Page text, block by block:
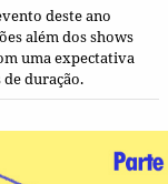
deste ano
além dos shows
uma expectativa
de duração.